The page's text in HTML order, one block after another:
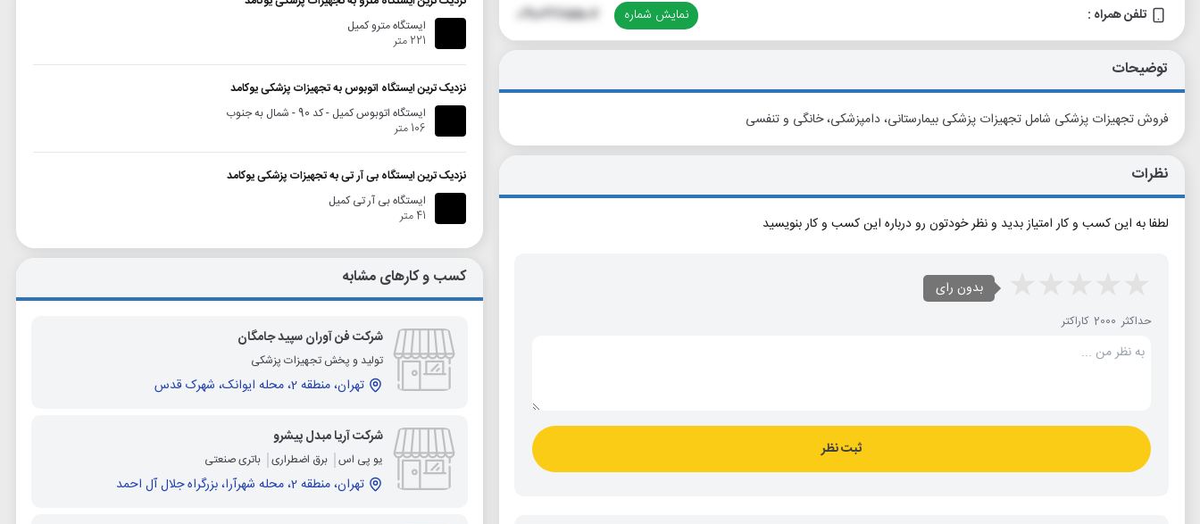
تلفن همراه : نمایش شماره 09106285507
توضیحات
فروش تجهیزات پزشکی شامل تجهیزات پزشکی بیمارستانی، دامپزشکی، خانگی و تنفسی
نظرات
لطفا به این کسب و کار امتیاز بدید و نظر خودتون رو درباره این کسب و کار بنویسید
بدون رای
حداکثر 2000 کاراکتر
ثبت نظر
ایستگاه مترو کمیل
221 متر
نزدیک ترین ایستگاه اتوبوس به تجهیزات پزشکی یوکامد
ایستگاه اتوبوس کمیل - کد 90 - شمال به جنوب
106 متر
نزدیک ترین ایستگاه بی آر تی به تجهیزات پزشکی یوکامد
ایستگاه بی آر تی کمیل
41 متر
کسب و کارهای مشابه
شرکت فن آوران سپید جامگان
تولید و پخش تجهیزات پزشکی
تهران، منطقه 2، محله ایوانک، شهرک قدس
شرکت آریا مبدل پیشرو
یو پی اس برق اضطراری باتری صنعتی
تهران، منطقه 2، محله شهرآرا، بزرگراه جلال آل احمد